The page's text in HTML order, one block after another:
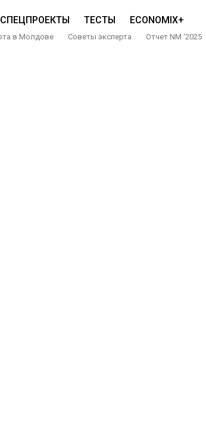
СПЕЦПРОЕКТЫ ТЕСТЫ ECONOMIX+
в Молдове Советы эксперта Отчет NM ‘2025